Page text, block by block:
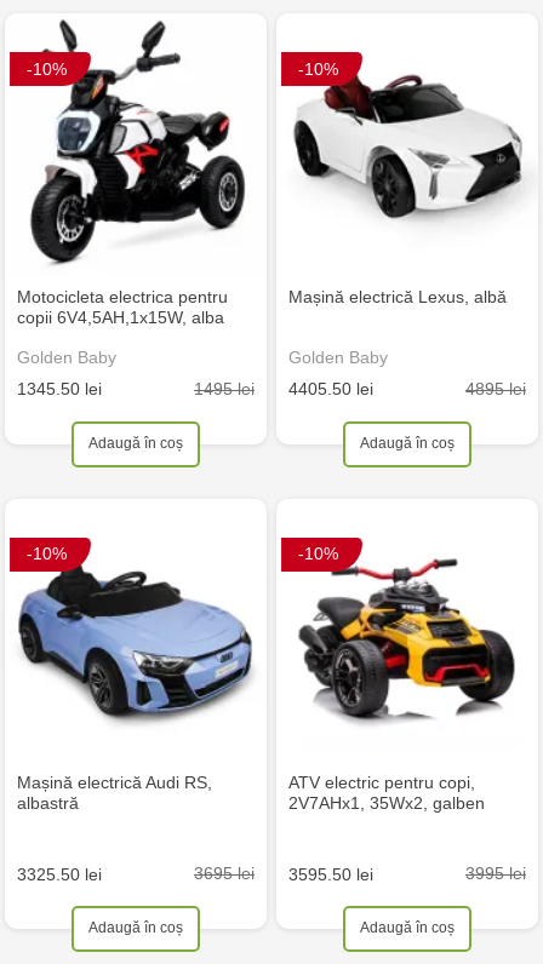
-10%
Motocicleta electrica pentru
copii 6V4,5AH,1x15W, alba
Golden Baby
1345.50 lei
1495 lei
Adaugă în coș
-10%
Mașină electrică Lexus, albă
Golden Baby
4405.50 lei
4895 lei
Adaugă în coș
-10%
Mașină electrică Audi RS,
albastră
3325.50 lei 3695 lei
Adaugă în coș
-10%
ATV electric pentru copi,
2V7AHx1, 35Wx2, galben
3595.50 lei 3995 lei
Adaugă în coș